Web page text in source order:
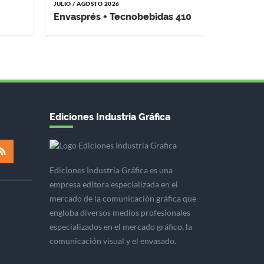
JULIO / AGOSTO 2026
Envasprés + Tecnobebidas 410
Ediciones Industria Gráfica
Ediciones Industria Gráfica es una
empresa editora especializada en el
mercado de la comunicación gráfica que
engloba diversos medios profesionales
especializados en el mercado gráfico, la
comunicación visual y el envasado.